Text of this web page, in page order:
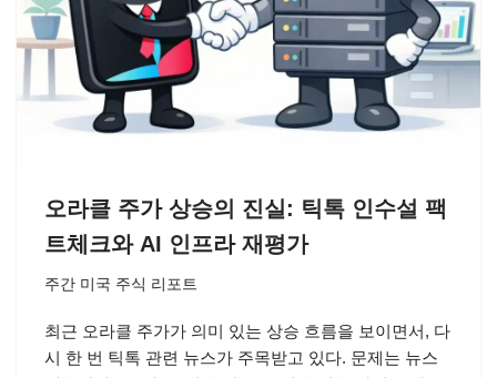
오라클 주가 상승의 진실: 틱톡 인수설 팩
트체크와 AI 인프라 재평가
주간 미국 주식 리포트
최근 오라클 주가가 의미 있는 상승 흐름을 보이면서, 다
시 한 번 틱톡 관련 뉴스가 주목받고 있다. 문제는 뉴스